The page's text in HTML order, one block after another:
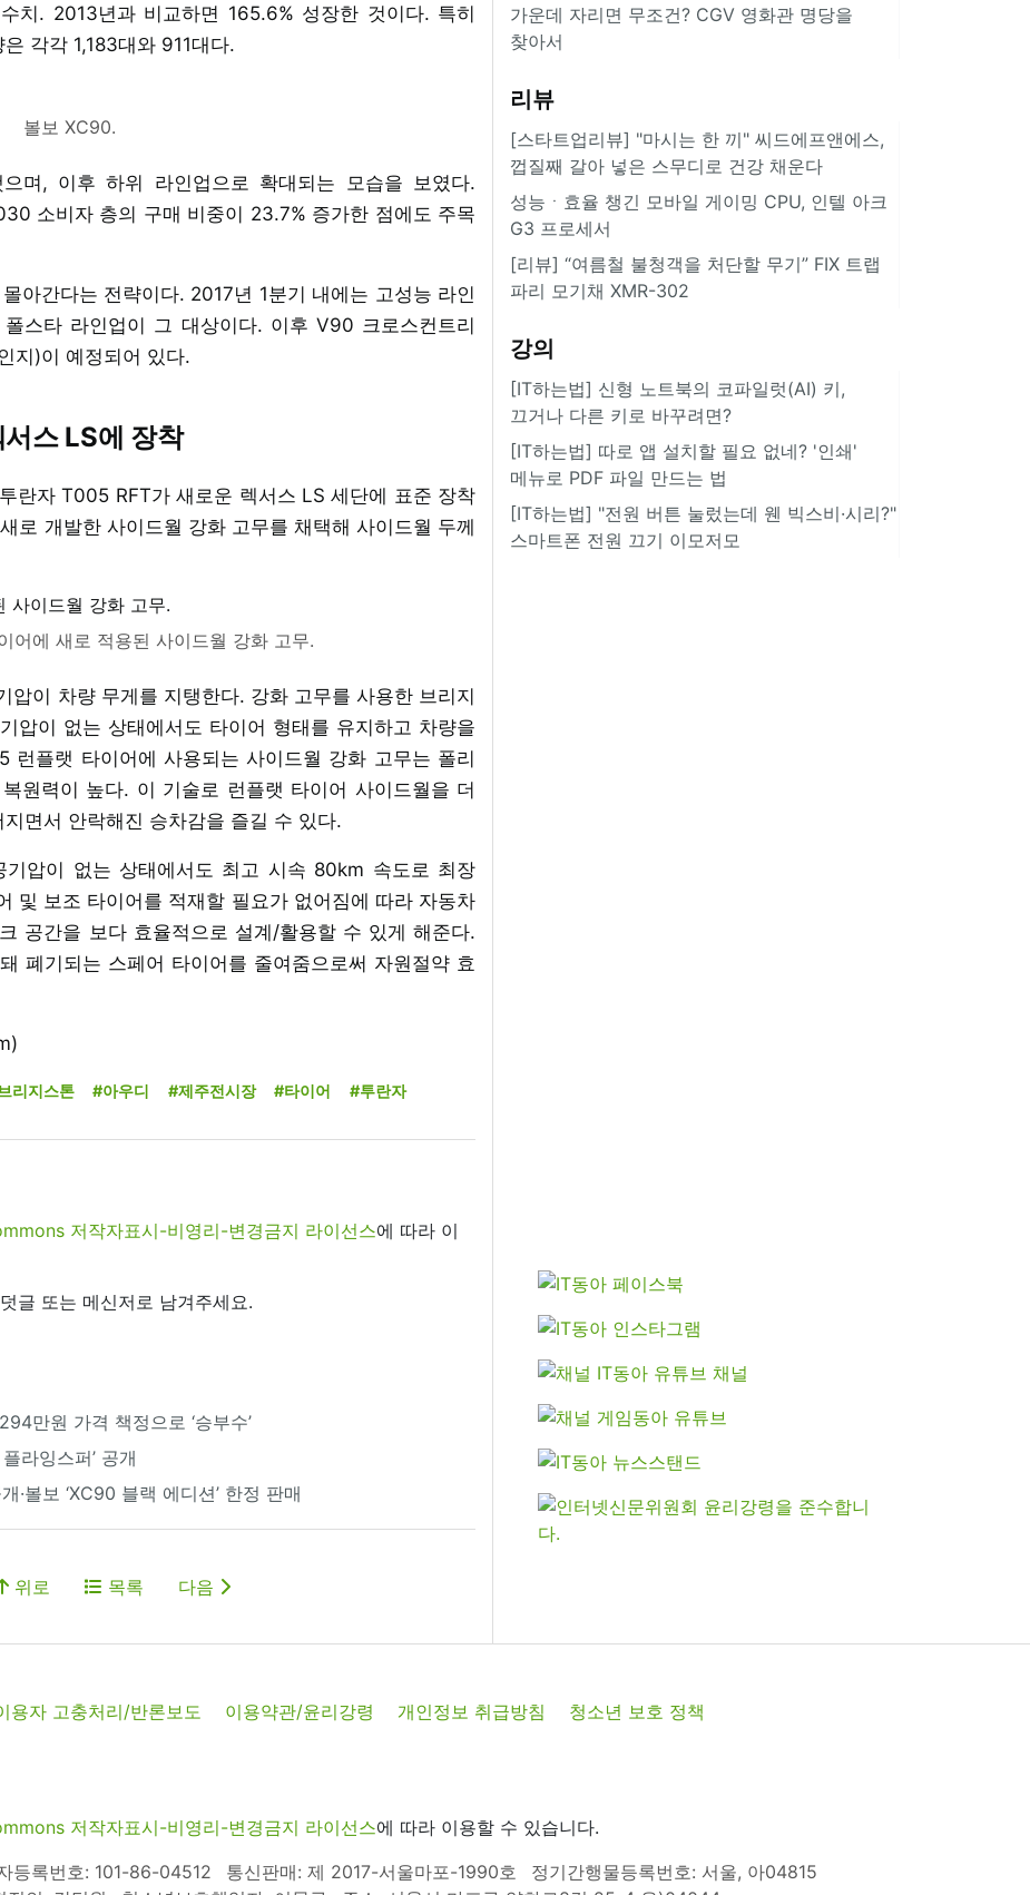
치. 2013년과 비교하면 165.6% 성장한 것이다. 특히
각각 1,183대와 911대다.
볼보 XC90.
며, 이후 하위 라인업으로 확대되는 모습을 보였다.
소비자 층의 구매 비중이 23.7% 증가한 점에도 주목
아간다는 전략이다. 2017년 1분기 내에는 고성능 라인
스타 라인업이 그 대상이다. 이후 V90 크로스컨트리
지)이 예정되어 있다.
스 LS에 장착
란자 T005 RFT가 새로운 렉서스 LS 세단에 표준 장착
로 개발한 사이드월 강화 고무를 채택해 사이드월 두께
어에 새로 적용된 사이드월 강화 고무.
압이 차량 무게를 지탱한다. 강화 고무를 사용한 브리지
압이 없는 상태에서도 타이어 형태를 유지하고 차량을
런플랫 타이어에 사용되는 사이드월 강화 고무는 폴리
원력이 높다. 이 기술로 런플랫 타이어 사이드월을 더
면서 안락해진 승차감을 즐길 수 있다.
압이 없는 상태에서도 최고 시속 80km 속도로 최장
및 보조 타이어를 적재할 필요가 없어짐에 따라 자동차
공간을 보다 효율적으로 설계/활용할 수 있게 해준다.
폐기되는 스페어 타이어를 줄여줌으로써 자원절약 효
리지스톤 #아우디 #제주전시장 #타이어 #투란자
저작자표시-비영리-변경금지 라이선스에 따라 이
글 또는 메신저로 남겨주세요.
만원 가격 책정으로 ‘승부수’
라잉스퍼’ 공개
·볼보 ‘XC90 블랙 에디션’ 한정 판매
위로 목록 다음
가운데 자리면 무조건? CGV 영화관 명당을
찾아서
리뷰
[스타트업리뷰] "마시는 한 끼" 씨드에프앤에스,
껍질째 갈아 넣은 스무디로 건강 채운다
성능ㆍ효율 챙긴 모바일 게이밍 CPU, 인텔 아크
G3 프로세서
[리뷰] “여름철 불청객을 처단할 무기” FIX 트랩
파리 모기채 XMR-302
강의
[IT하는법] 신형 노트북의 코파일럿(AI) 키,
끄거나 다른 키로 바꾸려면?
[IT하는법] 따로 앱 설치할 필요 없네? '인쇄'
메뉴로 PDF 파일 만드는 법
[IT하는법] "전원 버튼 눌렀는데 웬 빅스비·시리?"
스마트폰 전원 끄기 이모저모
용자 고충처리/반론보도 이용약관/윤리강령 개인정보 취급방침
청소년 보호 정책
저작자표시-비영리-변경금지 라이선스에 따라 이용할 수 있습니다.
등록번호: 101-86-04512 통신판매: 제 2017-서울마포-1990호
정기간행물등록번호: 서울, 아04815